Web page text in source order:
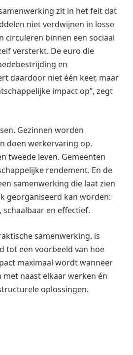
zit in het feit dat
niet verdwijnen in losse
circuleren binnen een sociaal
versterkt. De euro die
en
daardoor niet één keer, maar
impact op”, zegt
Gezinnen worden
doen werkervaring op.
tweede leven. Gemeenten
rendement. En de
samenwerking die laat zien
georganiseerd kan worden:
en effectief.
samenwerking, is
tot een voorbeeld van hoe
maximaal wordt wanneer
naast elkaar werken én
oplossingen.